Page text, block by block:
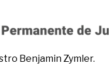
Benjamin Zymler.